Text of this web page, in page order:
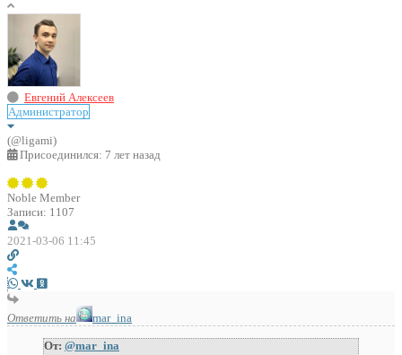
Евгений Алексеев
Администратор
(@ligami)
Присоединился: 7 лет назад
Noble Member
Записи: 1107
2021-03-06 11:45
Ответить на mar_ina
От: @mar_ina